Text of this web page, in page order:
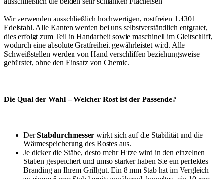
Wir verwenden ausschließlich hochwertigen, rostfreien 1.4301
Edelstahl. Alle Kanten werden bei uns selbstverständlich entgratet,
dies erfolgt zum Teil in Handarbeit sowie maschinell im Gleitschliff,
wodurch eine absolute Gratfreiheit gewährleistet wird. Alle
Schweißstellen werden von Hand verschliffen beziehungsweise
gebürstet, ohne den Einsatz von Chemie.
Die Qual der Wahl – Welcher Rost ist der Passende?
DerStabdurchmesser wirkt sich auf die Stabilität und die
Wärmespeicherung des Rostes aus.
Je dicker die Stäbe, desto mehr Hitze wird in den einzelnen
Stäben gespeichert und umso stärker haben Sie ein perfektes
Branding an Ihrem Grillgut. Ein 8 mm Stab hat im Vergleich